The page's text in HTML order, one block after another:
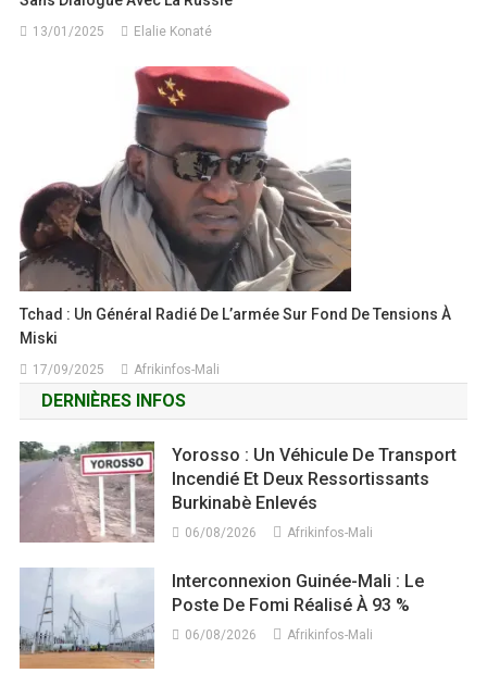
13/01/2025 Elalie Konaté
Tchad : Un Général Radié De L’armée Sur Fond De Tensions À
Miski
17/09/2025 Afrikinfos-Mali
DERNIÈRES INFOS
Yorosso : Un Véhicule De Transport
Incendié Et Deux Ressortissants
Burkinabè Enlevés
06/08/2026 Afrikinfos-Mali
Interconnexion Guinée-Mali : Le
Poste De Fomi Réalisé À 93 %
06/08/2026 Afrikinfos-Mali